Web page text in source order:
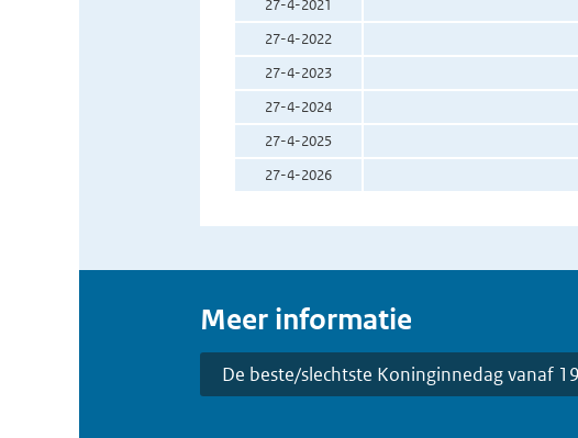
27-4-2021
27-4-2022
27-4-2023
27-4-2024
27-4-2025
27-4-2026
Meer informatie
De beste/slechtste Koninginnedag vanaf